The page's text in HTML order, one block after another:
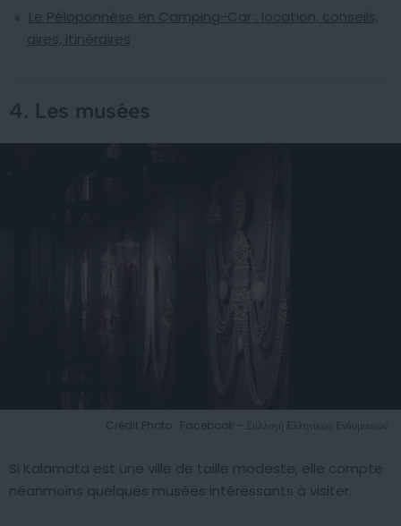
Le Péloponnèse en Camping-Car : location, conseils,
aires, itinéraires
4. Les musées
Crédit Photo : Facebook – Συλλογή Ελληνικών Ενδυμασιών
Si Kalamata est une ville de taille modeste, elle compte
néanmoins quelques musées intéressants à visiter.